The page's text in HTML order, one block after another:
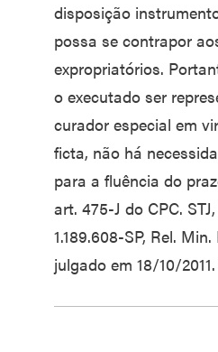
disposição
possa se contrapor
expropriatórios.
o executado ser
curador especial em
ficta, não há
para a fluência do
art. 475-J do CPC.
1.189.608-SP, Rel.
julgado em 18/10/